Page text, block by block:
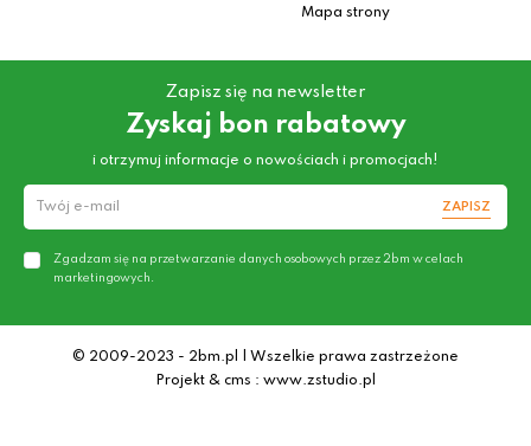
Mapa strony
Zapisz się na newsletter
Zyskaj bon rabatowy
i otrzymuj informacje o nowościach i promocjach!
ZAPISZ
Zgadzam się na przetwarzanie danych osobowych przez 2bm w celach
marketingowych.
© 2009-2023 - 2bm.pl | Wszelkie prawa zastrzeżone
Projekt & cms : www.zstudio.pl